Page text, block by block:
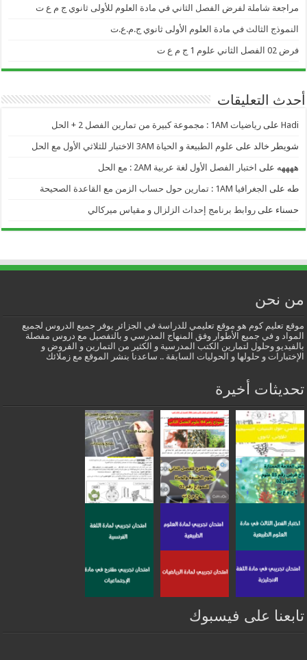
مراجعة شاملة لفرض الفصل الثاني في مادة العلوم للأولى ثانوي ج م ع ت
النموذج الثالث في مادة العلوم الأولى ثانوي ج.م.ع.ت
فرض 02 الفصل الثاني علوم 1 ج م ع ت
أحدث التعليقات
Hadi علىرياضيات 1AM : مجموعة كبيرة من تمارين الفصل 2 + الحل
شويطر خالد على علوم الطبيعة و الحياة 3AM الاختبار للثلاثي الأول مع الحل
ههههه على اختبار الفصل الأول لغة عربية 2AM : مع الحل
طه على الجغرافيا 1AM : تمارين حول حساب الزمن مع القاعدة الصحيحة
حسناء علىروابط برنامج إحداث الزلزال و مقياس ميركالي
من نحن
موقع تعليم كوم هو موقع تعليمي للدراسة في الجزائر يوفر جميع الدروس لجميع
المواد و في جميع الأطوار وفق المنهاج المدرسي و بالتفصيل مع دروس مفصلة
بالفيديو وحلول لتمارين الكتب المدرسية و الكثير من التمارين و الفروض و
الإختبارات و حلولها و الحوليات السابقة .. ساعدنا بنشر الموقع مع زملائك
تحديثات أخيرة
تابعنا على فيسبوك